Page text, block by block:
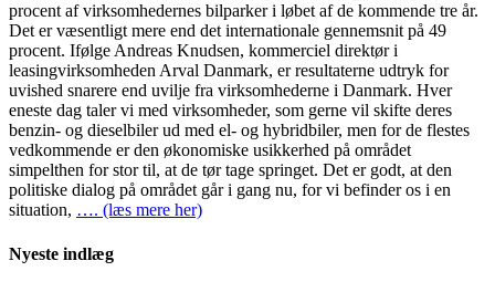
procent af virksomhedernes bilparker i løbet af de kommende tre år.
Det er væsentligt mere end det internationale gennemsnit på 49
procent. Ifølge Andreas Knudsen, kommerciel direktør i
leasingvirksomheden Arval Danmark, er resultaterne udtryk for
uvished snarere end uvilje fra virksomhederne i Danmark. Hver
eneste dag taler vi med virksomheder, som gerne vil skifte deres
benzin- og dieselbiler ud med el- og hybridbiler, men for de flestes
vedkommende er den økonomiske usikkerhed på området
simpelthen for stor til, at de tør tage springet. Det er godt, at den
politiske dialog på området går i gang nu, for vi befinder os i en
situation, …. (læs mere her)
Nyeste indlæg